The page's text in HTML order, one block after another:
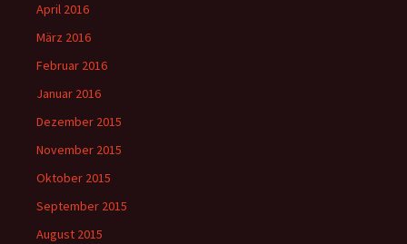
April 2016
März 2016
Februar 2016
Januar 2016
Dezember 2015
November 2015
Oktober 2015
September 2015
August 2015